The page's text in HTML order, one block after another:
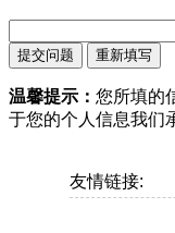
温馨提示： 您所填的
于您的个人信息我们
友情链接: